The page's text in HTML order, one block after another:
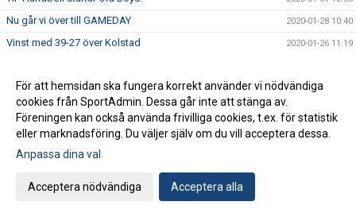
Nu går vi över till GAMEDAY 2020-01-28 10:40
Vinst med 39-27 över Kolstad 2020-01-26 11:19
P16 vidare till steg 4! 2020-01-20 08:37
Häng med till Malmö för att heja fram Sverige!
Landslaget spelar mellanrundan i Malmö 2020-01-16 15:10
P16 åker till Eslöv för steg 3 i USM
Näst sista resultatet i Aktieoraklet
För att hemsidan ska fungera korrekt använder vi nödvändiga
cookies från SportAdmin. Dessa går inte att stänga av.
Föreningen kan också använda frivilliga cookies, t.ex. för statistik
eller marknadsföring. Du väljer själv om du vill acceptera dessa.
Anpassa dina val
Acceptera nödvändiga Acceptera alla